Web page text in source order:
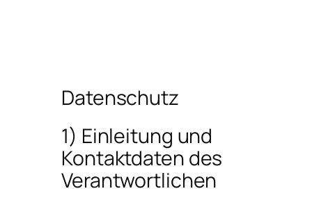
Datenschutz
1) Einleitung und
Kontaktdaten des
Verantwortlichen